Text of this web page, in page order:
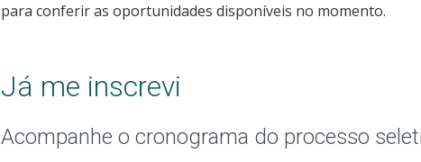
para conferir as oportunidades disponíveis no momento.
Já me inscrevi
Acompanhe o cronograma do processo